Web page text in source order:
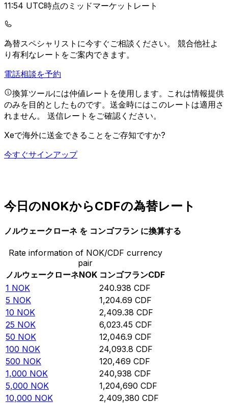
11:54 UTC時点のミッドマーケットレート
為替スペシャリストに今すぐご相談ください。 競合他社よ
り有利なレートをご案内できます。
電話相談を予約
換算ツールには仲値レートを使用します。これは情報提供
のみを目的としたものです。送金時にはこのレートは適用さ
れません。 送信レートをご確認ください。
Xeで海外に送金できることをご存知ですか?
今すぐサインアップ
今日のNOKからCDFの為替レート
ノルウェークローネ を コンゴフラン に換算する
Rate information of NOK/CDF currency
pair
ノルウェークローネNOK コンゴフランCDF
1 NOK 240.938 CDF
5 NOK 1,204.69 CDF
10 NOK 2,409.38 CDF
25 NOK 6,023.45 CDF
50 NOK 12,046.9 CDF
100 NOK 24,093.8 CDF
500 NOK 120,469 CDF
1,000 NOK 240,938 CDF
5,000 NOK 1,204,690 CDF
10,000 NOK 2,409,380 CDF